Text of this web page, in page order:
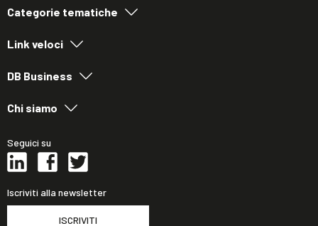
Categorie tematiche
Link veloci
DB Business
Chi siamo
Seguici su
Iscriviti alla newsletter
ISCRIVITI